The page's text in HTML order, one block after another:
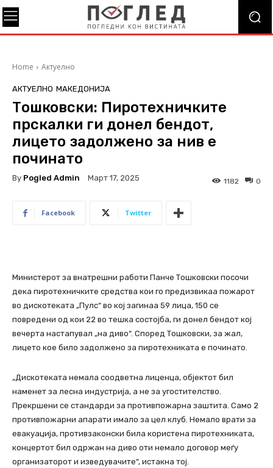
Home Актуелно
АКТУЕЛНО МАКЕДОНИЈА
Тошковски: Пиротехничките
прскалки ги донел бендот,
лицето задолжено за нив е
починато
By Pogled Admin Март 17, 2025 0
1182
Facebook Twitter
Министерот за внатрешни работи Панче Тошковски посочи
дека пиротехничките средства кои го предизвикаа пожарот
во дискотеката „Пулс“ во кој загинаа 59 лица, 150 се
повредени од кои 22 во тешка состојба, ги донел бендот кој
вечерта настапувал „на диво“. Според Тошковски, за жал,
лицето кое било задолжено за пиротехниката е починато.
„Дискотеката немала соодветна лиценца, објектот бил
наменет за лесна индустрија, а не за угостителство.
Прекршени се стандарди за противпожарна заштита. Само 2
противпожарни апарати имало за цел клуб. Немало врати за
евакуација, противзаконски била користена пиротехниката,
концертот бил одржан на диво оти немало договор меѓу
организаторот и изведувачите“, истакна тој.